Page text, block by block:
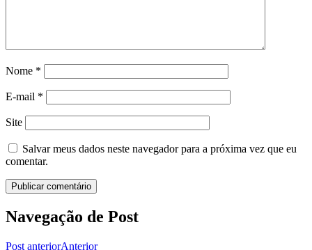
Nome *
E-mail *
Site
Salvar meus dados neste navegador para a próxima vez que eu
comentar.
Navegação de Post
Post anteriorAnterior